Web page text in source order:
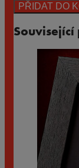
PŘIDAT DO